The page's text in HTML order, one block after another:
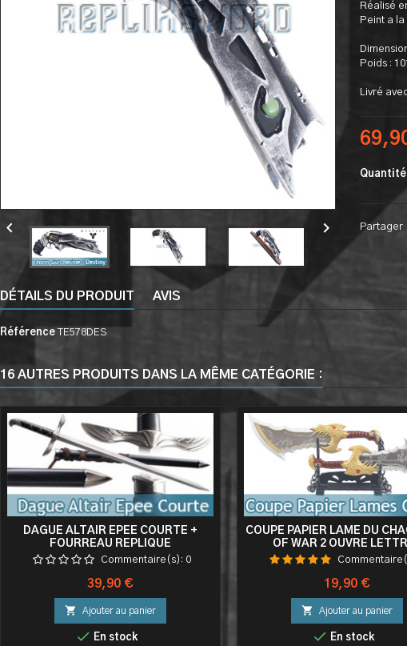
 
Réalisé
Peint a la
Poids :
Livré
Quantité
Partager
DÉTAILS DU PRODUIT AVIS
Référence TE578DES
16 AUTRES PRODUITS DANS LA MÊME CATÉGORIE :
DAGUE ALTAIR EPEE COURTE +
FOURREAU REPLIQUE
Commentaire(s): 0
Prix
39,90 €
 Ajouter au panier
 En stock
COUPE PAPIER LAME DU
OF WAR 2 OUVRE
POIGNARDS DE KRATOS
Prix
19,90 €
 Ajouter au panier
 En stock